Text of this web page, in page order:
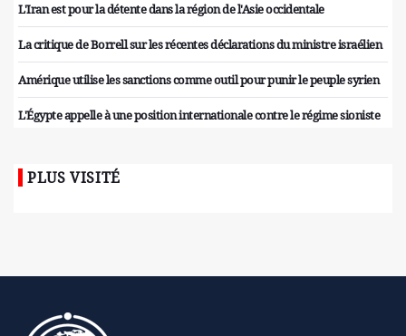
L'Iran est pour la détente dans la région de l'Asie occidentale
La critique de Borrell sur les récentes déclarations du ministre israélien
Amérique utilise les sanctions comme outil pour punir le peuple syrien
L'Égypte appelle à une position internationale contre le régime sioniste
PLUS VISITÉ